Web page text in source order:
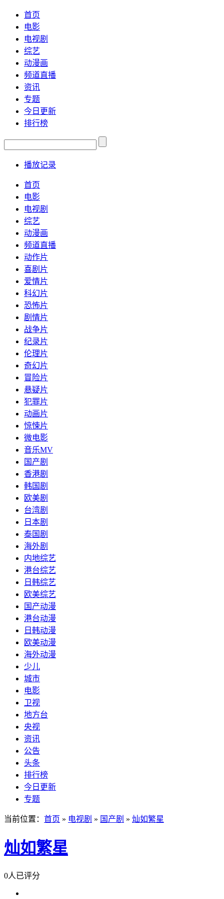
首页
电影
电视剧
综艺
动漫画
频道直播
资讯
专题
今日更新
排行榜
播放记录
首页
电影
电视剧
综艺
动漫画
频道直播
动作片
喜剧片
爱情片
科幻片
恐怖片
剧情片
战争片
纪录片
伦理片
奇幻片
冒险片
悬疑片
犯罪片
动画片
惊悚片
微电影
音乐MV
国产剧
香港剧
韩国剧
欧美剧
台湾剧
日本剧
泰国剧
海外剧
内地综艺
港台综艺
日韩综艺
欧美综艺
国产动漫
港台动漫
日韩动漫
欧美动漫
海外动漫
少儿
城市
电影
卫视
地方台
央视
资讯
公告
头条
排行榜
今日更新
专题
当前位置： 首页 » 电视剧 » 国产剧 » 灿如繁星
灿如繁星
0人已评分